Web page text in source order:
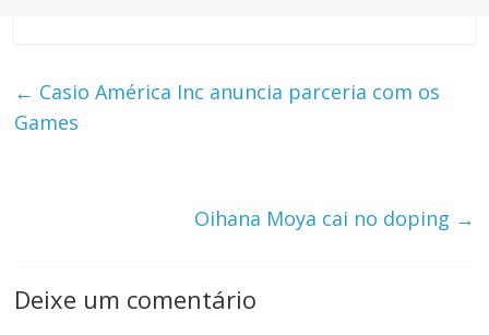
← Casio América Inc anuncia parceria com os
Games
Oihana Moya cai no doping →
Deixe um comentário